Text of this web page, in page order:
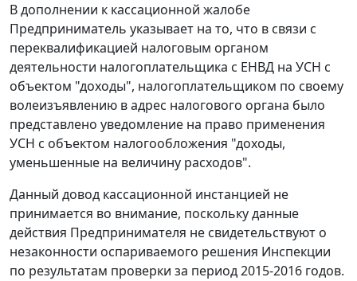
В дополнении к кассационной жалобе
Предприниматель указывает на то, что в связи с
переквалификацией налоговым органом
деятельности налогоплательщика с ЕНВД на УСН с
объектом "доходы", налогоплательщиком по своему
волеизъявлению в адрес налогового органа было
представлено уведомление на право применения
УСН с объектом налогообложения "доходы,
уменьшенные на величину расходов".
Данный довод кассационной инстанцией не
принимается во внимание, поскольку данные
действия Предпринимателя не свидетельствуют о
незаконности оспариваемого решения Инспекции
по результатам проверки за период 2015-2016 годов.